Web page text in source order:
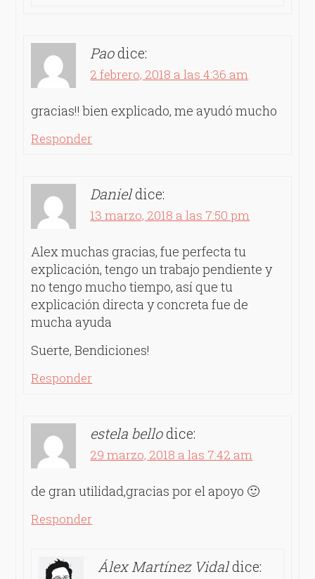
Paodice:
2 febrero, 2018 a las 4:36 am
gracias!! bien explicado, me ayudó mucho
Responder
Danieldice:
13 marzo, 2018 a las 7:50 pm
Alex muchas gracias, fue perfecta tu
explicación, tengo un trabajo pendiente y
no tengo mucho tiempo, así que tu
explicación directa y concreta fue de
mucha ayuda
Suerte, Bendiciones!
Responder
estela bellodice:
29 marzo, 2018 a las 7:42 am
de gran utilidad,gracias por el apoyo 🙂
Responder
Álex Martínez Vidaldice: